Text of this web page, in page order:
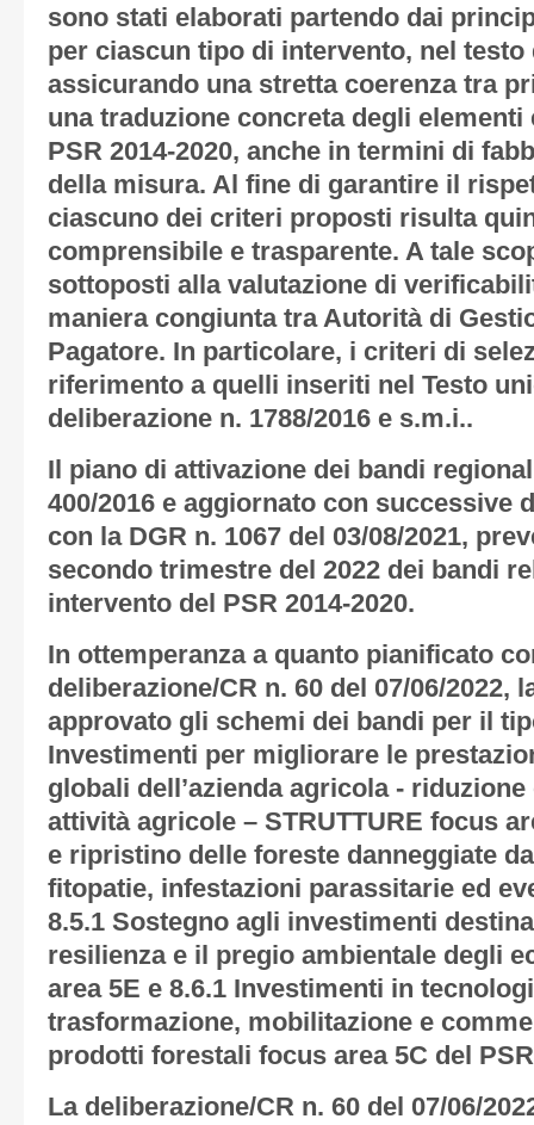
sono stati elaborati partendo dai
per ciascun tipo di intervento, nel testo
assicurando una stretta coerenza tra
una traduzione concreta degli elementi
PSR 2014-2020, anche in termini di
della misura. Al fine di garantire il
ciascuno dei criteri proposti risulta
comprensibile e trasparente. A tale
sottoposti alla valutazione di
maniera congiunta tra Autorità di
Pagatore. In particolare, i criteri di
riferimento a quelli inseriti nel Testo
deliberazione n. 1788/2016 e s.m.i..
Il piano di attivazione dei bandi
400/2016 e aggiornato con successive
con la DGR n. 1067 del 03/08/2021,
secondo trimestre del 2022 dei bandi
intervento del PSR 2014-2020.
In ottemperanza a quanto pianificato
deliberazione/CR n. 60 del 07/06/2022,
approvato gli schemi dei bandi per il
Investimenti per migliorare le
globali dell’azienda agricola -
attività agricole – STRUTTURE focus
e ripristino delle foreste danneggiate
fitopatie, infestazioni parassitarie ed
8.5.1 Sostegno agli investimenti
resilienza e il pregio ambientale degli
area 5E e 8.6.1 Investimenti in
trasformazione, mobilitazione e
prodotti forestali focus area 5C del
La deliberazione/CR n. 60 del 07/06/